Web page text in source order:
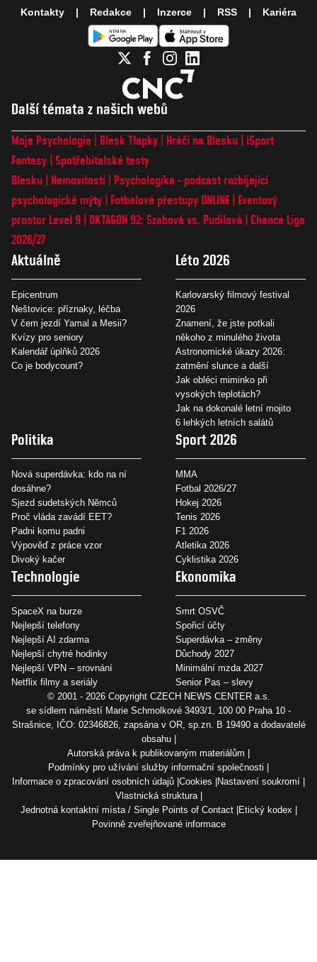
Další témata z našich webů
Moje Psychologie Blesk Tlapky Hráči na Blesku
iSport
Fantasy Spotřebitelské testy
Blesku
Nemovitosti
Psychologika - podcast rozbíjející
psychologické mýty
Fotbalové přestupy ONLINE
Eventový
prostor Level 9 OKTAGON 92: Szabová vs. Pudilová
Chance Liga
2026/27
Aktuálně
Epicentrum
Neštovice: příznaky, léčba
V čem jezdí Yamal a Mesii?
Kvízy pro seniory
Kalendář úplňků 2026
Co je bodycount?
Léto 2026
Karlovarský filmový festival
2026
Znamení, že jste potkali
někoho z minulého života
Astronomické úkazy 2026:
zatmění slunce a další
Jak obléci miminko při
vysokých teplotách?
Jak na dokonalé letní mojito
6 lehkých letních salátů
Politika
Nová superdávka: kdo na ní
dosáhne?
Sjezd sudetských Němců
Proč vláda zavádí EET?
Padni komu padni
Výpověď z práce vzor
Divoký kačer
Sport 2026
MMA
Fotbal 2026/27
Hokej 2026
Tenis 2026
F1 2026
Atletika 2026
Cyklistika 2026
Technologie
SpaceX na burze
Nejlepší telefony
Nejlepší AI zdarma
Nejlepší chytré hodinky
Nejlepší VPN – srovnání
Netflix filmy a seriály
Ekonomika
Smrt OSVČ
Spořicí účty
Superdávka – změny
Důchody 2027
Minimální mzda 2027
Senior Pas – slevy
Kontakty Redakce Inzerce RSS Kariéra
© 2001 - 2026 Copyright CZECH NEWS CENTER a.s.
se sídlem náměstí Marie Schmolkové 3493/1, 100 00 Praha 10 -
Strašnice, IČO: 02346826, zapsána v OR, sp.zn. B 19490 a dodavatelé
obsahu
Autorská práva k publikovaným materiálům
Podmínky pro užívání služby informační společnosti
Informace o zpracování osobních údajů Cookies Nastavení soukromí
Vlastnická struktura
Jednotná kontaktní místa / Single Points of Contact Etický kodex
Povinně zveřejňované informace